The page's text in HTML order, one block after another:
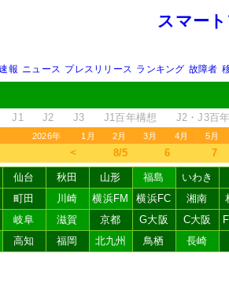
スマー
報 ニュース プレスリリース ランキング 故障者
J1 J2 J3 J1百年構想 J2・J3百
2026年 1月 2月 3月 4月 5月
＜ 8/5 6 7
仙台 秋田 山形 福島
いわき
町田 川崎 横浜FM 横浜FC 湘南
岐阜 滋賀 京都 G大阪 C大阪
高知 福岡 北九州 鳥栖 長崎